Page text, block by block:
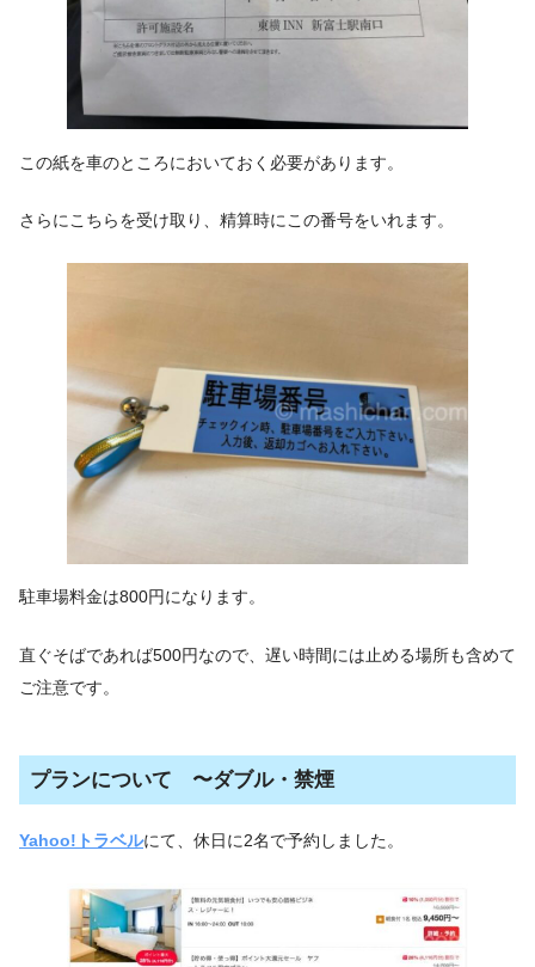
この紙を車のところにおいておく必要があります。
さらにこちらを受け取り、精算時にこの番号をいれます。
駐車場料金は800円になります。
直ぐそばであれば500円なので、遅い時間には止める場所も含めて
ご注意です。
プランについて 〜ダブル・禁煙
Yahoo!トラベルにて、休日に2名で予約しました。